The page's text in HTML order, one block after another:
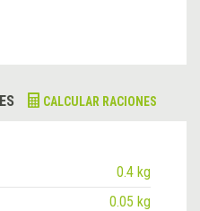
CALCULAR RACIONES
0.4 kg
0.05 kg